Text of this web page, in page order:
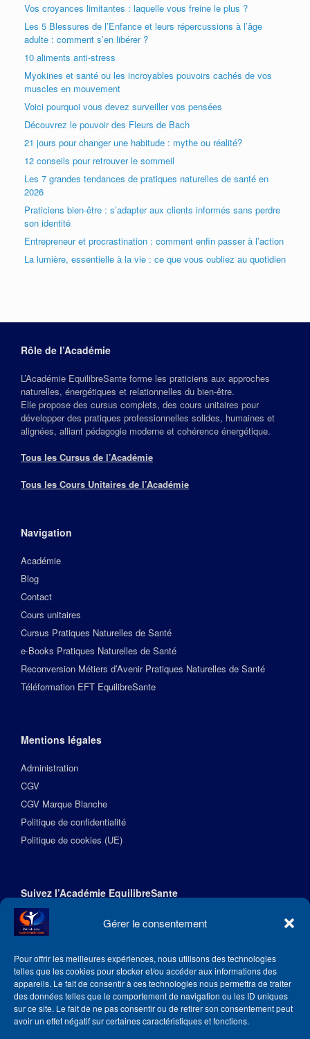
Gérer le consentement
Pour offrir les meilleures expériences, nous utilisons des technologies
telles que les cookies pour stocker et/ou accéder aux informations des
appareils. Le fait de consentir à ces technologies nous permettra de traiter
des données telles que le comportement de navigation ou les ID uniques
sur ce site. Le fait de ne pas consentir ou de retirer son consentement peut
avoir un effet négatif sur certaines caractéristiques et fonctions.
Vos croyances limitantes : laquelle vous freine le plus ?
Les 5 Blessures de l’Enfance et leurs répercussions à l’âge
adulte : comment s’en libérer ?
10 aliments anti-stress
Myokines et santé ou les incroyables pouvoirs cachés de vos
muscles en mouvement
Voici pourquoi vous devez surveiller vos pensées
Découvrez le pouvoir des Fleurs de Bach
21 jours pour changer une habitude : mythe ou réalité?
12 conseils pour retrouver le sommeil
Les 7 grandes tendances de pratiques naturelles de santé en
2026
Praticiens bien-être : s’adapter aux clients informés sans perdre
son identité
Entrepreneur et procrastination : comment enfin passer à l’action
La lumière, essentielle à la vie : ce que vous oubliez au quotidien
Rôle de l’Académie
L’Académie EquilibreSante forme les praticiens aux approches
naturelles, énergétiques et relationnelles du bien‑être.
Elle propose des cursus complets, des cours unitaires pour
développer des pratiques professionnelles solides, humaines et
alignées, alliant pédagogie moderne et cohérence énergétique.
Tous les Cursus de l’Académie
Tous les Cours Unitaires de l’Académie
Navigation
Académie
Blog
Contact
Cours unitaires
Cursus Pratiques Naturelles de Santé
e-Books Pratiques Naturelles de Santé
Reconversion Métiers d’Avenir Pratiques Naturelles de Santé
Téléformation EFT EquilibreSante
Mentions légales
Administration
CGV
CGV Marque Blanche
Politique de confidentialité
Politique de cookies (UE)
Suivez l’Académie EquilibreSante